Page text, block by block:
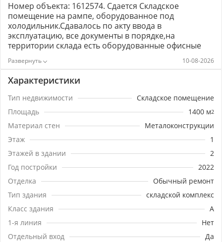
Номер объекта: 1612574. Сдается Складское
помещение на рампе, оборудованное под
холодильник.Сдавалось по акту ввода в
эксплуатацию, все документы в порядке,на
территории склада есть оборудованные офисные
0.3 га пром. назначенияЭл-во 150 кВтВысота до
фермы 8,7мЦена 1700Можно рассмотреть как
покупку и как арендный бизнес.Можно рассмотреть
как под покупку и как арендный бизнес.Продажа от
собственника без риелторских процентов %.
Звоните и записывайтесь на просмотр!
10-08-2026
Характеристики
Тип недвижимости
Складское помещение
Площадь
1400 м2
Материал стен
Металоконструкции
Этаж
1
Этажей в здании
2
Год постройки
2022
Отделка
Обычный ремонт
Тип здания
складской комплекс
Класс здания
A
1-я линия
Нет
Отдельный вход
Да